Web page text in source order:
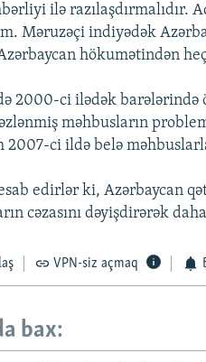
ilə razılaşdırmalıdır.
Məruzəçi indiyədək
hökumətindən
2000-ci ilədək
məhbusların
ci ildə belə
edirlər ki, Azərbaycan
cəzasını dəyişdirərək
VPN-siz açmaq
bax: